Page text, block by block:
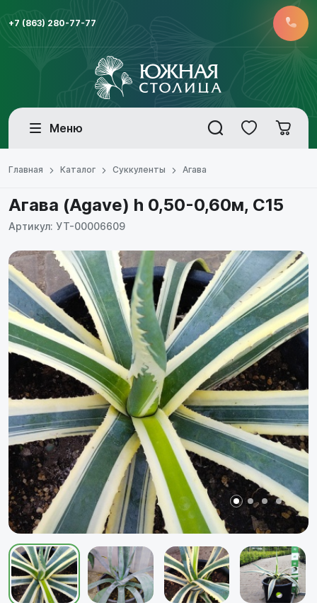
+7 (863) 280-77-77
Меню
Главная Каталог Суккуленты Агава
Агава (Agave) h 0,50-0,60м, С15
Артикул: УТ-00006609